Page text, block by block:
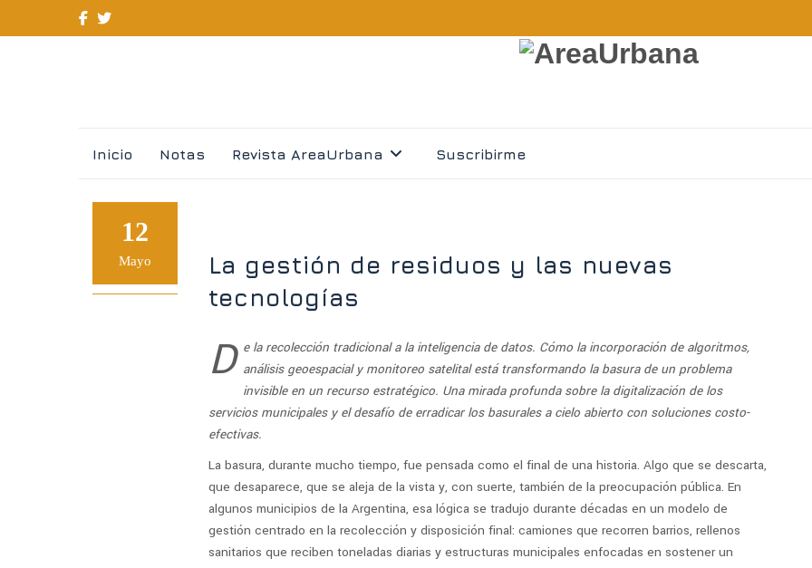
Inicio Notas Revista AreaUrbana Suscribirme
12
Mayo
La gestión de residuos y las nuevas
tecnologías
D e la recolección tradicional a la inteligencia de datos. Cómo la incorporación de algoritmos,
análisis geoespacial y monitoreo satelital está transformando la basura de un problema
invisible en un recurso estratégico. Una mirada profunda sobre la digitalización de los
servicios municipales y el desafío de erradicar los basurales a cielo abierto con soluciones costo-
efectivas.
La basura, durante mucho tiempo, fue pensada como el final de una historia. Algo que se descarta,
que desaparece, que se aleja de la vista y, con suerte, también de la preocupación pública. En
algunos municipios de la Argentina, esa lógica se tradujo durante décadas en un modelo de
gestión centrado en la recolección y disposición final: camiones que recorren barrios, rellenos
sanitarios que reciben toneladas diarias y estructuras municipales enfocadas en sostener un